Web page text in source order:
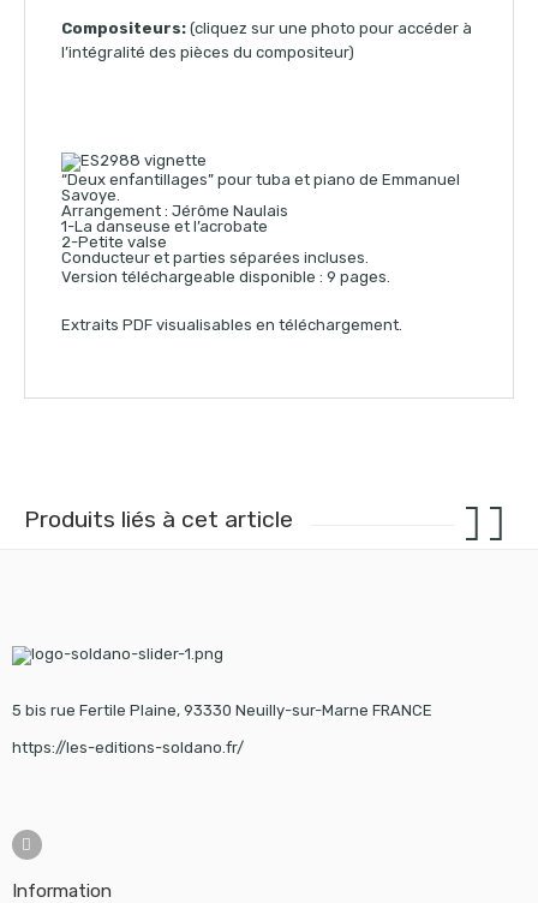
Compositeurs: (cliquez sur une photo pour accéder à
l’intégralité des pièces du compositeur)
“Deux enfantillages” pour tuba et piano de Emmanuel
Savoye.
Arrangement : Jérôme Naulais
1-La danseuse et l’acrobate
2-Petite valse
Conducteur et parties séparées incluses.
Version téléchargeable disponible : 9 pages.
Extraits PDF visualisables en téléchargement.
Produits liés à cet article
5 bis rue Fertile Plaine, 93330 Neuilly-sur-Marne FRANCE
https://les-editions-soldano.fr/
Information